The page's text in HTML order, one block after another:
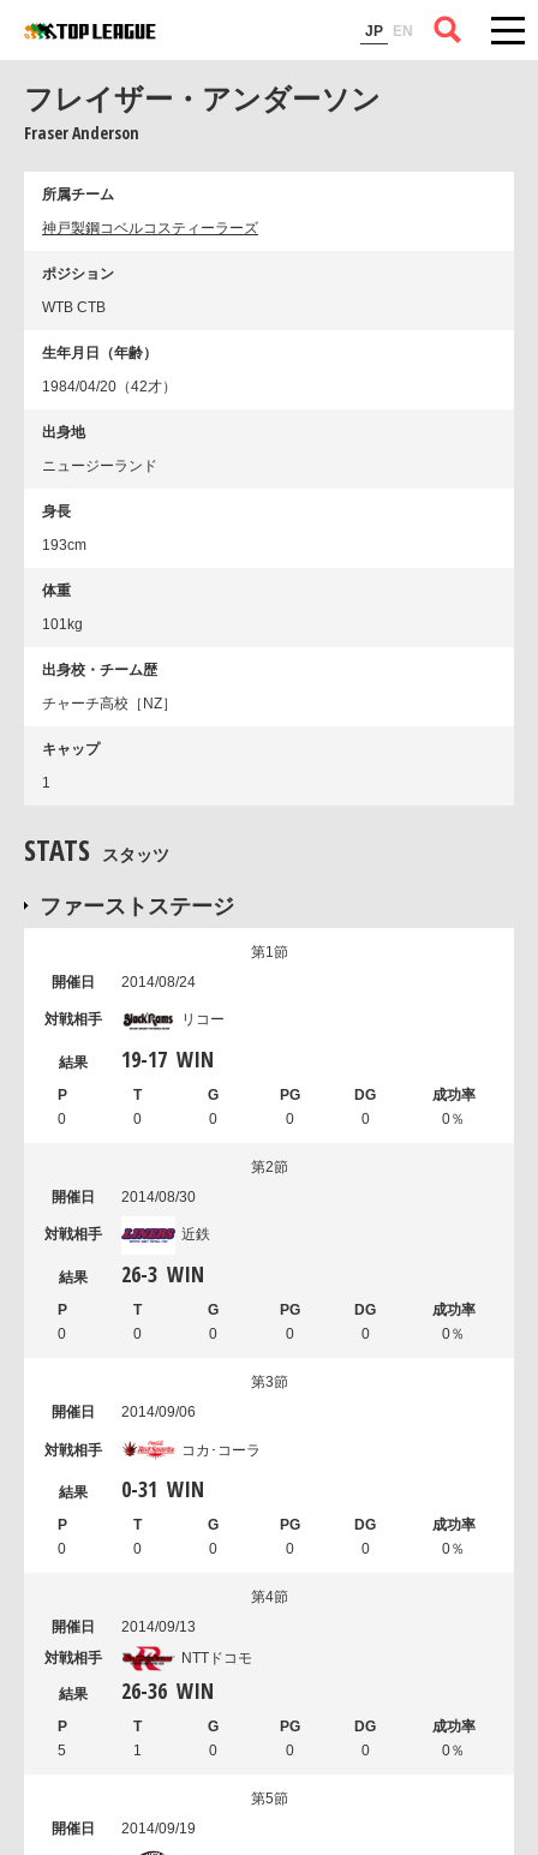
JP EN
コラム
フレイザー・アンダーソン
Fraser Anderson
所属チーム
神戸製鋼コベルコスティーラーズ
ポジション
WTB CTB
生年月日（年齢）
1984/04/20（42才）
出身地
ニュージーランド
身長
193cm
体重
101kg
出身校・チーム歴
チャーチ高校［NZ］
キャップ
1
STATS スタッツ
ファーストステージ
第1節
2014/08/24
リコー
19-17 WIN
0 0 0 0 0 0％
第2節
2014/08/30
近鉄
26-3 WIN
0 0 0 0 0 0％
第3節
2014/09/06
コカ･コーラ
0-31 WIN
0 0 0 0 0 0％
第4節
2014/09/13
NTTドコモ
26-36 WIN
5 1 0 0 0 0％
第5節
2014/09/19